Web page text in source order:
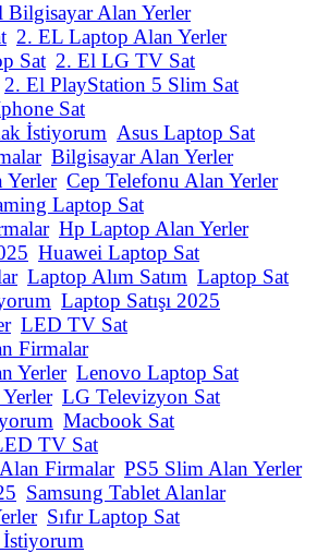
Bilgisayar Alan Yerler
2. EL Laptop Alan Yerler
Sat 2. El LG TV Sat
2. El PlayStation 5 Slim Sat
Sat
İstiyorum Asus Laptop Sat
Bilgisayar Alan Yerler
Yerler Cep Telefonu Alan Yerler
Laptop Sat
Hp Laptop Alan Yerler
Huawei Laptop Sat
Laptop Alım Satım Laptop Sat
Laptop Satışı 2025
LED TV Sat
Firmalar
Yerler Lenovo Laptop Sat
LG Televizyon Sat
Macbook Sat
TV Sat
Firmalar PS5 Slim Alan Yerler
Samsung Tablet Alanlar
Sıfır Laptop Sat